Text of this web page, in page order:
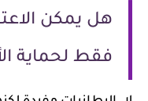
هل يمكن
فقط لحماية